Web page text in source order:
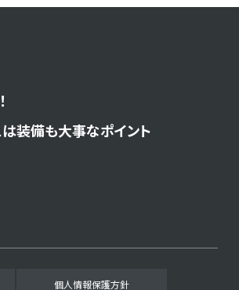
装備も大事なポイント
個人情報保護方針